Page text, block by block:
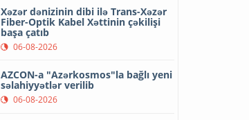
Xəzər dənizinin dibi ilə Trans-Xəzər
Fiber-Optik Kabel Xəttinin çəkilişi
başa çatıb
06-08-2026
AZCON-a "Azərkosmos"la bağlı yeni
səlahiyyətlər verilib
06-08-2026